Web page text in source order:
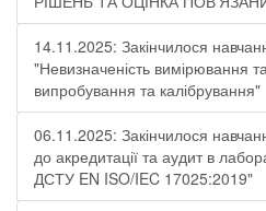
14.11.2025: Закінчилося
"Невизначеність вимірювання
випробування та калібрування"
06.11.2025: Закінчилося
до акредитації та аудит в
ДСТУ EN ISO/IEC 17025:2019"